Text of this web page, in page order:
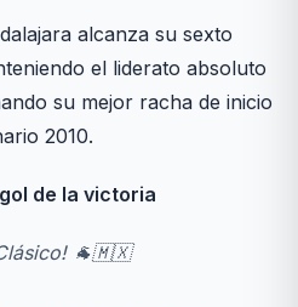
alcanza su sexto
el liderato absoluto
su mejor racha de inicio
2010.
de la victoria
Clásico! 🐐🇲🇽